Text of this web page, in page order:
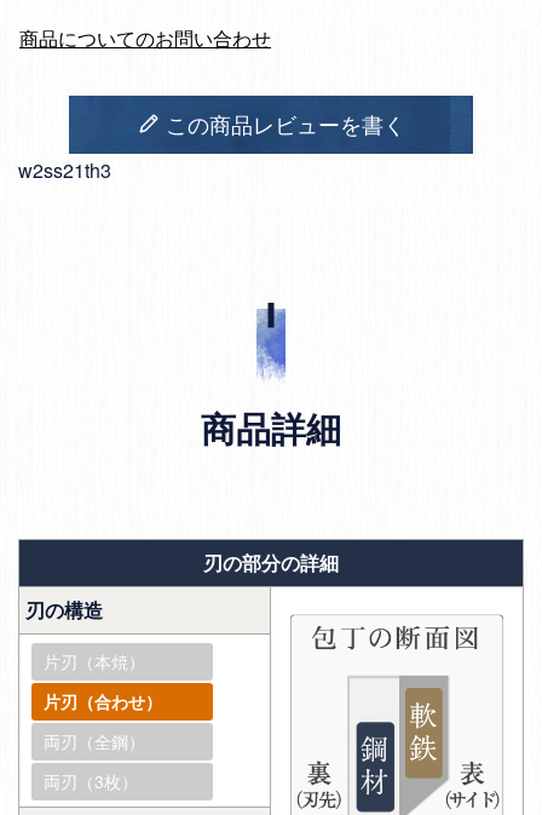
商品についてのお問い合わせ
この商品レビューを書く
w2ss21th3
商品詳細
刃の部分の詳細
刃の構造
片刃（本焼）
片刃（合わせ）
両刃（全鋼）
両刃（3枚）